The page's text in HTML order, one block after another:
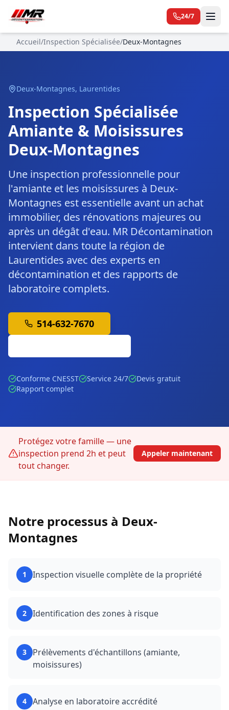
24/7
Accueil/Inspection Spécialisée/Deux-Montagnes
Deux-Montagnes, Laurentides
Inspection Spécialisée
Amiante & Moisissures
Deux-Montagnes
Une inspection professionnelle pour
l'amiante et les moisissures à Deux-
Montagnes est essentielle avant un achat
immobilier, des rénovations majeures ou
après un dégât d'eau. MR Décontamination
intervient dans toute la région de
Laurentides avec des experts en
décontamination et des rapports de
laboratoire complets.
514-632-7670
Conforme CNESST Service 24/7
Devis gratuit
Rapport complet
Protégez votre famille — une
inspection prend 2h et peut
tout changer.
Appeler maintenant
Notre processus à Deux-
Montagnes
1 Inspection visuelle complète de la propriété
2 Identification des zones à risque
3
Prélèvements d'échantillons (amiante,
moisissures)
4 Analyse en laboratoire accrédité